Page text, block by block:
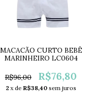
MACACÃO CURTO BEBÊ
MARINHEIRO LC0604
R$96,00 R$76,80
2 x de R$38,40 sem juros